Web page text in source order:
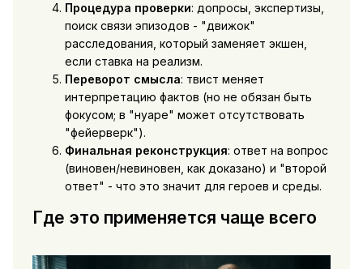
Процедура проверки: допросы, экспертизы,
поиск связи эпизодов - "движок"
расследования, который заменяет экшен,
если ставка на реализм.
Переворот смысла: твист меняет
интерпретацию фактов (но не обязан быть
фокусом; в "нуаре" может отсутствовать
"фейерверк").
Финальная реконструкция: ответ на вопрос
(виновен/невиновен, как доказано) и "второй
ответ" - что это значит для героев и среды.
Где это применяется чаще всего